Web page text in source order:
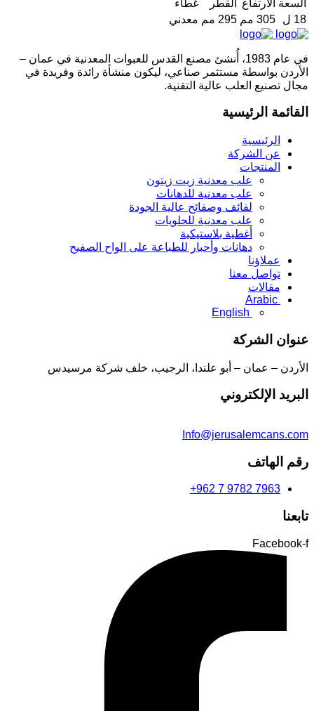
السعة الارتفاع القطر
غطاء
18 ل
305 مم 295 مم معدني
في عام 1983، أُنشئ مصنع القدس للعبوات المعدنية في عمان –
الأردن بواسطة مستثمر صناعي، ليكون منشأة رائدة وفريدة في
مجال تصنيع العلب عالية التقنية.
القائمة الرئيسية
الرئيسية
عن الشركة
المنتجات
علب معدنية زيت زيتون
علب معدنية للدهانات
لفائف وصفائح عالية الجودة
علب معدنية للحلويات
أغطية بلاستيكية
دهانات وأحبار للطباعة على الواح الصفيح
عملاؤنا
تواصل معنا
مقالات
Arabic
English
عنوان الشركة
الأردن – عمان – أبو علندا، الرجيب، خلف شركة مرسيدس
البريد الإلكتروني
Info@jerusalemcans.com
رقم الهاتف
+962 7 9782 7963
تابعنا
Facebook-f